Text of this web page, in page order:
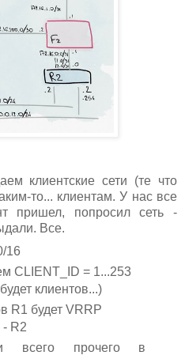
клиентские сети (те что
то... клиентам. У нас все
пришел, попросил сеть -
Все.
16
CLIENT_ID = 1...253
клиентов...)
R1 будет VRRP
- R2
всего прочего в